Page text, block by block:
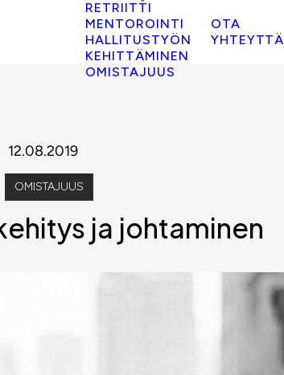
RETRIITTI
MENTOROINTI
HALLITUSTYÖN
KEHITTÄMINEN
OMISTAJUUS
OTA
YHTEYTTÄ
12.08.2019
OMISTAJUUS
ja johtaminen